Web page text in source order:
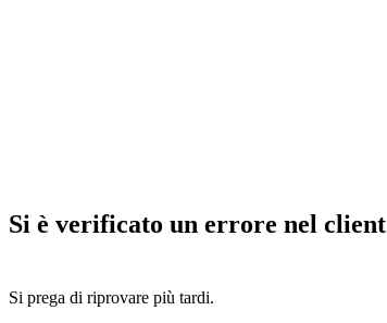
Si è verificato un errore nel client
Si prega di riprovare più tardi.